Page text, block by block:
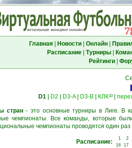
Главная| Новости| Онлайн|
Расписание| Турниры|
Рейтинги|
D1 D2 D3-A| D3-B КЛК10|
стран- это основные турниры в Лиге. В
чемпионаты. Все команды, которые
чемпионаты проводятся один раз
Расписание: 1 2
16
17